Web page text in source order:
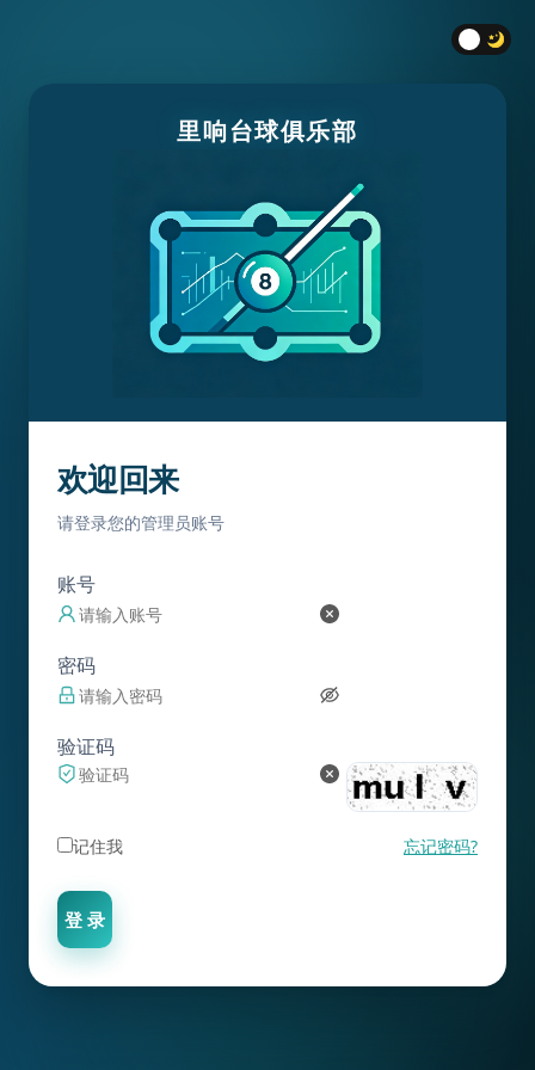
里响台球俱乐部
欢迎回来
请登录您的管理员账号
账号
密码
验证码
记住我 忘记密码?
登 录